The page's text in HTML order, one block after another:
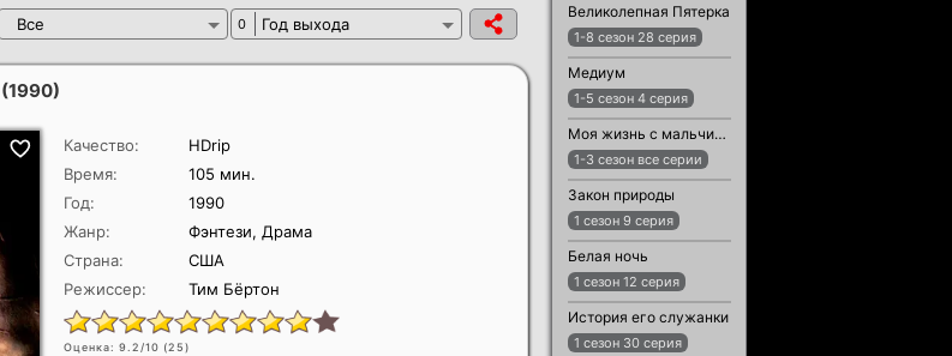
Все 0 Год выхода
(1990)
Качество:
HDrip
Время:
105 мин.
Год:
1990
Жанр:
Фэнтези, Драма
Страна:
США
Режиссер:
Тим Бёртон
Оценка: 9.2/10 (25)
Великолепная Пятерка
1-8 сезон 28 серия
Медиум
1-5 сезон 4 серия
Моя жизнь с мальчиками Уолтер
1-3 сезон все серии
Закон природы
1 сезон 9 серия
Белая ночь
1 сезон 12 серия
История его служанки
1 сезон 30 серия